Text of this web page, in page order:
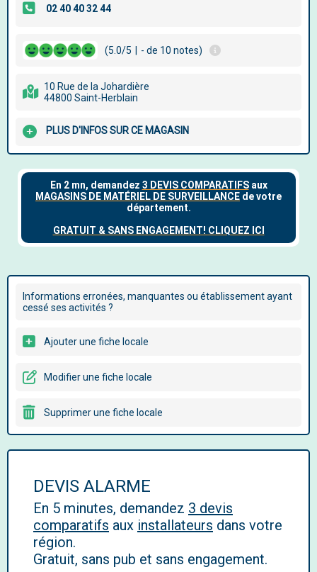
(5.0/5 - de 10 notes)
10 Rue de la Johardière
44800 Saint-Herblain
PLUS D'INFOS SUR CE MAGASIN
Informations erronées, manquantes ou établissement ayant
cessé ses activités ?
Ajouter une fiche locale
Modifier une fiche locale
Supprimer une fiche locale
DEVIS ALARME
En 5 minutes, demandez 3 devis
comparatifs aux installateurs dans votre
région.
Gratuit, sans pub et sans engagement.